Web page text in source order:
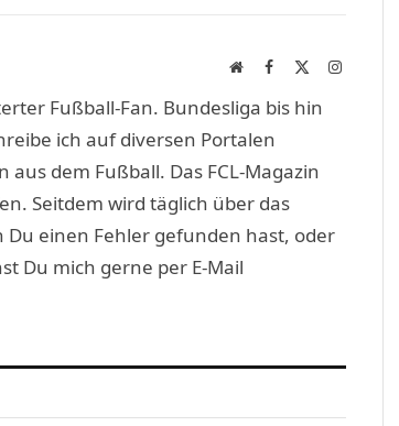
WebsiteFacebook
Fußball-Fan. Bundesliga bis hin
ich auf diversen Portalen
aus dem Fußball. Das FCL-Magazin
Seitdem wird täglich über das
einen Fehler gefunden hast, oder
Du mich gerne per E-Mail